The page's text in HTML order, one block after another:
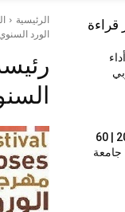
الرئيسية
الورد
قراءة
المحلي 2025 | أداء
تصنيف الجامعات كيو إس 2027 | 60
جامعة عربية بين أفضل 1000 جامعة